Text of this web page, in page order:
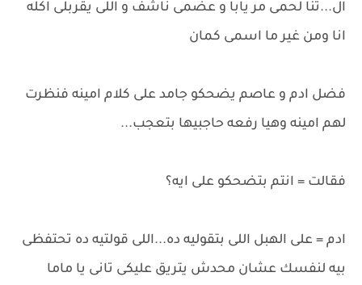
ال...تنا لحمى مر يابا و عضمى ناشف و اللى يقربلى اكله
انا ومن غير ما اسمى كمان
فضل ادم و عاصم يضحكو جامد على كلام امينه فنظرت
لهم امينه وهيا رفعه حاجبيها بتعجب...
فقالت = انتم بتضحكو على ايه؟
ادم = على الهبل اللى بتقوليه ده...اللى قولتيه ده تحتفظى
بيه لنفسك عشان محدش يتريق عليكى تانى يا ماما